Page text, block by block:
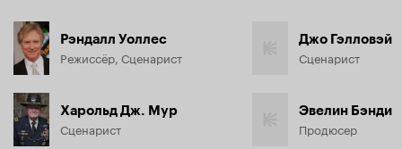
Рэндалл Уоллес
Режиссёр, Сценарист
Харольд Дж. Мур
Сценарист
Джо Гэлловэй
Сценарист
Эвелин Бэнди
Продюсер